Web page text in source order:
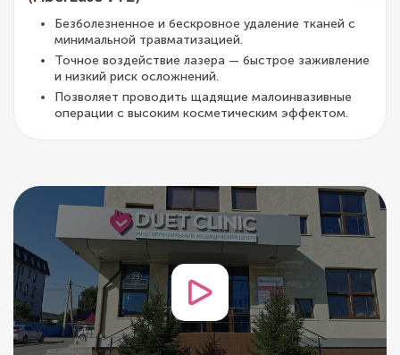
Безболезненное и бескровное удаление тканей с
минимальной травматизацией.
Точное воздействие лазера — быстрое заживление
и низкий риск осложнений.
Позволяет проводить щадящие малоинвазивные
операции с высоким косметическим эффектом.